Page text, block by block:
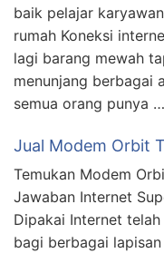
baik pelajar
rumah Koneksi
lagi barang mewah
menunjang berbagai
semua orang punya …
Jual Modem Orbit
Temukan Modem
Jawaban Internet
Dipakai Internet
bagi berbagai